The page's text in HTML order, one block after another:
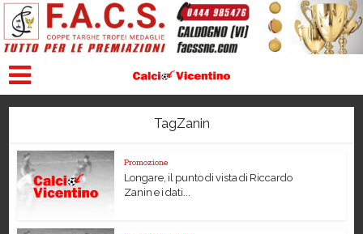
TagZanin
Promozione
Longare, il punto di vista di Riccardo
Zanin e i dati...